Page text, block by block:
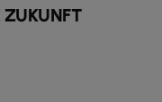
ZUKUNFT